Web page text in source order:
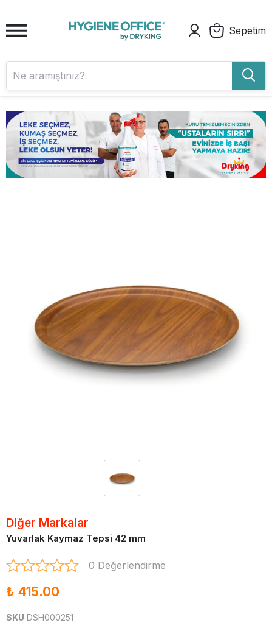
Sepetim
Diğer Markalar
Yuvarlak Kaymaz Tepsi 42 mm
0 Değerlendirme
₺ 415.00
SKU DSH000251